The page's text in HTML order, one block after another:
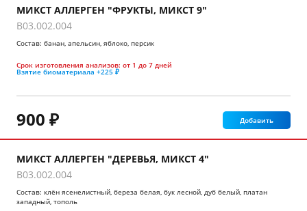
МИКСТ АЛЛЕРГЕН "ФРУКТЫ, МИКСТ 9"
B03.002.004
Состав: банан, апельсин, яблоко, персик
Срок изготовления анализов: от 1 до 7 дней
Взятие биоматериала +225 ₽
900 ₽ Добавить
МИКСТ АЛЛЕРГЕН "ДЕРЕВЬЯ, МИКСТ 4"
B03.002.004
Состав: клён ясенелистный, береза белая, бук лесной, дуб белый, платан
западный, тополь